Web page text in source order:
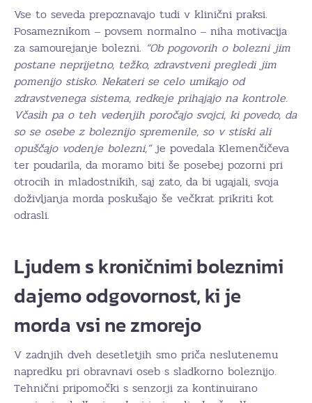
Vse to seveda prepoznavajo tudi v klinični praksi.
Posameznikom ‒ povsem normalno ‒ niha motivacija
za samourejanje bolezni. “Ob pogovorih o bolezni jim
postane neprijetno, težko, zdravstveni pregledi jim
pomenijo stisko. Nekateri se celo umikajo od
zdravstvenega sistema, redkeje prihajajo na kontrole.
Včasih pa o teh vedenjih poročajo svojci, ki povedo, da
so se osebe z boleznijo spremenile, so v stiski ali
opuščajo vodenje bolezni,”je povedala Klemenčičeva
ter poudarila, da moramo biti še posebej pozorni pri
otrocih in mladostnikih, saj zato, da bi ugajali, svoja
doživljanja morda poskušajo še večkrat prikriti kot
odrasli.
Ljudem s kroničnimi boleznimi
dajemo odgovornost, ki je
morda vsi ne zmorejo
V zadnjih dveh desetletjih smo priča neslutenemu
napredku pri obravnavi oseb s sladkorno boleznijo.
Tehnični pripomočki s senzorji za kontinuirano